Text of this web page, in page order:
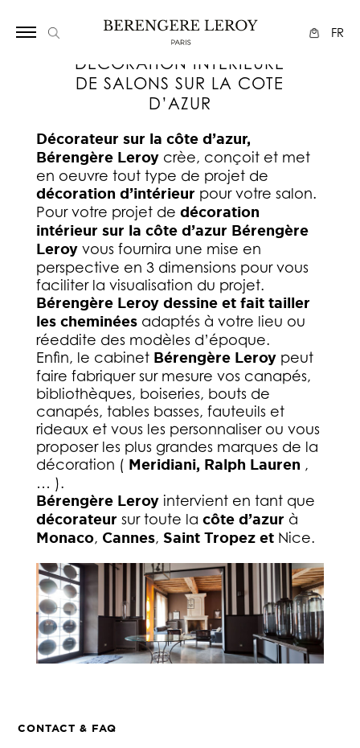
FR
DECORATION INTERIEURE
DE SALONS SUR LA COTE
D’AZUR
Décorateur sur la côte d’azur,
Bérengère Leroycrèe, conçoit et met
en oeuvre tout type de projet de
décoration d’intérieur pour votre salon.
Pour votre projet de décoration
intérieur sur la côte d’azur Bérengère
Leroyvous fournira une mise en
perspective en 3 dimensions pour vous
faciliter la visualisation du projet.
Bérengère Leroy dessine et fait tailler
les cheminéesadaptés à votre lieu ou
réeddite des modèles d’époque.
Enfin, le cabinet Bérengère Leroypeut
faire fabriquer sur mesure vos canapés,
bibliothèques, boiseries, bouts de
canapés, tables basses, fauteuils et
rideaux et vous les personnaliser ou vous
proposer les plus grandes marques de la
décoration ( Meridiani, Ralph Lauren ,
… ).
Bérengère Leroyintervient en tant que
décorateur sur toute la côte d’azur à
Monaco, Cannes, Saint Tropez etNice.
CONTACT & FAQ